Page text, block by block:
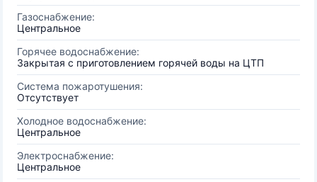
Газоснабжение:
Центральное
Горячее водоснабжение:
Закрытая с приготовлением горячей воды на ЦТП
Система пожаротушения:
Отсутствует
Холодное водоснабжение:
Центральное
Электроснабжение:
Центральное